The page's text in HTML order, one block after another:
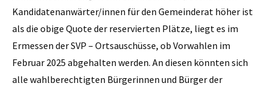
Kandidatenanwärter/innen für den Gemeinderat höher ist
als die obige Quote der reservierten Plätze, liegt es im
Ermessen der SVP – Ortsauschüsse, ob Vorwahlen im
Februar 2025 abgehalten werden. An diesen könnten sich
alle wahlberechtigten Bürgerinnen und Bürger der